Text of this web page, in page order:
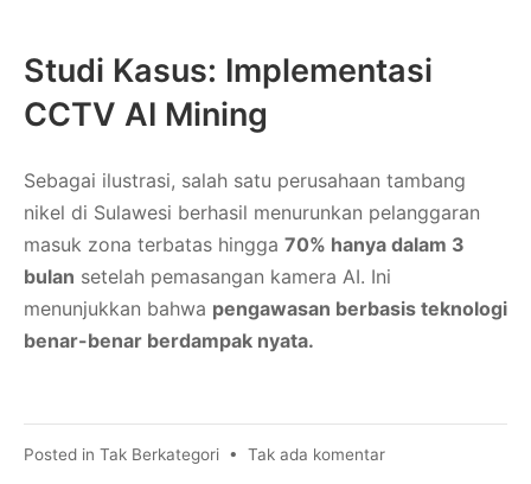
Studi Kasus: Implementasi
CCTV AI Mining
Sebagai ilustrasi, salah satu perusahaan tambang
nikel di Sulawesi berhasil menurunkan pelanggaran
masuk zona terbatas hingga 70% hanya dalam 3
bulan setelah pemasangan kamera AI. Ini
menunjukkan bahwa pengawasan berbasis teknologi
benar-benar berdampak nyata.
Posted in Tak Berkategori • Tak ada komentarpada